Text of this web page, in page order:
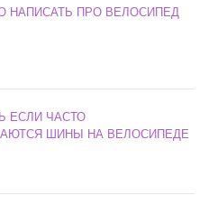
НАПИСАТЬ ПРО ВЕЛОСИПЕД
ЕСЛИ ЧАСТО
ШИНЫ НА ВЕЛОСИПЕДЕ